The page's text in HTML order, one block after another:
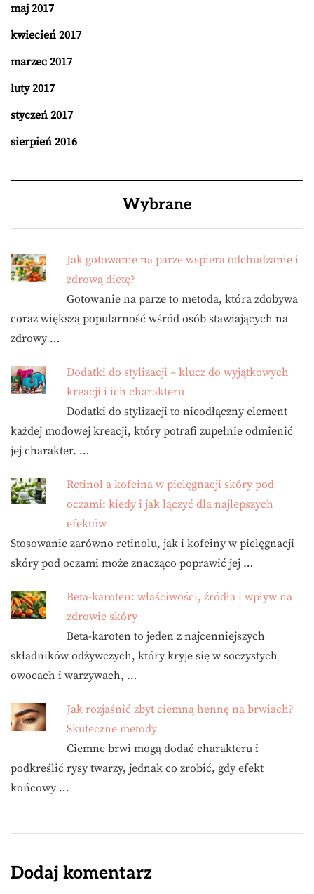
maj 2017
kwiecień 2017
marzec 2017
luty 2017
styczeń 2017
sierpień 2016
Wybrane
Jak gotowanie na parze wspiera odchudzanie i
zdrową dietę?
Gotowanie na parze to metoda, która zdobywa
coraz większą popularność wśród osób stawiających na
zdrowy …
Dodatki do stylizacji – klucz do wyjątkowych
kreacji i ich charakteru
Dodatki do stylizacji to nieodłączny element
każdej modowej kreacji, który potrafi zupełnie odmienić
jej charakter. …
Retinol a kofeina w pielęgnacji skóry pod
oczami: kiedy i jak łączyć dla najlepszych
efektów
Stosowanie zarówno retinolu, jak i kofeiny w pielęgnacji
skóry pod oczami może znacząco poprawić jej …
Beta-karoten: właściwości, źródła i wpływ na
zdrowie skóry
Beta-karoten to jeden z najcenniejszych
składników odżywczych, który kryje się w soczystych
owocach i warzywach, …
Jak rozjaśnić zbyt ciemną hennę na brwiach?
Skuteczne metody
Ciemne brwi mogą dodać charakteru i
podkreślić rysy twarzy, jednak co zrobić, gdy efekt
końcowy …
Dodaj komentarz